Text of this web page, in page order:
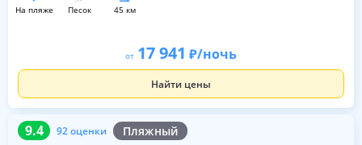
на пляже песок 45 км
от 17 941 /ночь
Найти цены
9.4 92 оценки Пляжный
9.4 92 оценки